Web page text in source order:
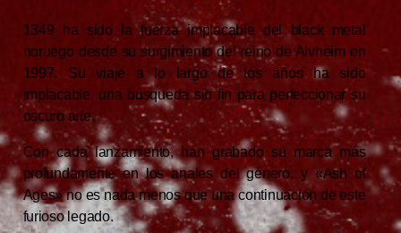
1349 ha sido la fuerza implacable del black metal
noruego desde su surgimiento del reino de Alvheim en
1997. Su viaje a lo largo de los años ha sido
implacable, una búsqueda sin fin para perfeccionar su
oscuro arte.
Con cada lanzamiento, han grabado su marca más
profundamente en los anales del género, y «Ash of
Ages» no es nada menos que una continuación de este
furioso legado.